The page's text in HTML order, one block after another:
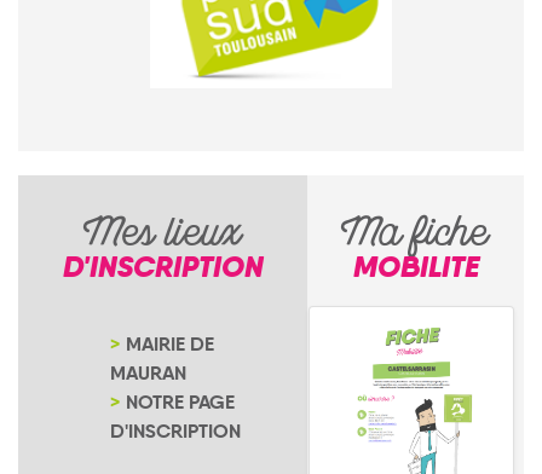
Mes lieux
D'INSCRIPTION
MAIRIE DE
MAURAN
NOTRE PAGE
D'INSCRIPTION
Ma fiche
MOBILITE